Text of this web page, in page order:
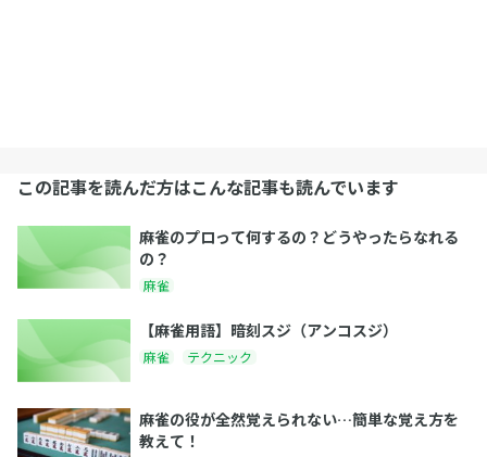
この記事を読んだ方はこんな記事も読んでいます
麻雀のプロって何するの？どうやったらなれる
の？
麻雀
【麻雀用語】暗刻スジ（アンコスジ）
麻雀 テクニック
麻雀の役が全然覚えられない…簡単な覚え方を
教えて！